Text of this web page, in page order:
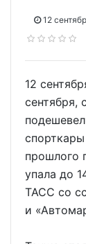
12
12
сентября,
прошлого
упала до
ТАСС со
и